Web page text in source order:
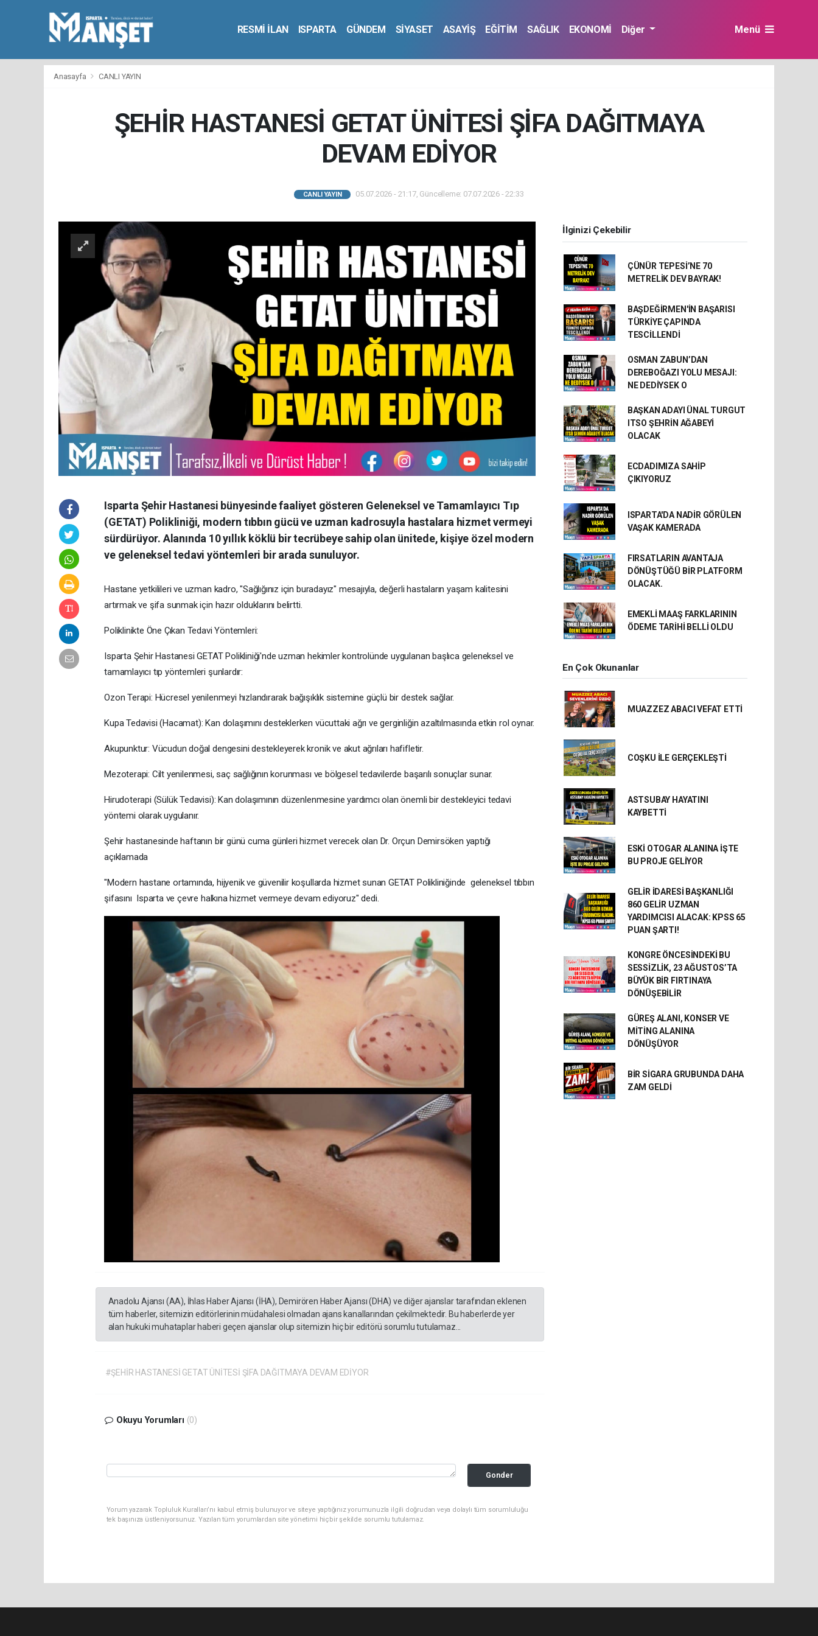
RESMİ İLAN ISPARTA GÜNDEM SİYASET ASAYİŞ EĞİTİM SAĞLIK EKONOMİ Diğer Menü
Anasayfa CANLI YAYIN
ŞEHİR HASTANESİ GETAT ÜNİTESİ ŞİFA DAĞITMAYA
DEVAM EDİYOR
CANLI YAYIN 05.07.2026 - 21:17, Güncelleme: 07.07.2026 - 22:33
​Isparta Şehir Hastanesi bünyesinde faaliyet gösteren Geleneksel ve Tamamlayıcı Tıp
(GETAT) Polikliniği, modern tıbbın gücü ve uzman kadrosuyla hastalara hizmet vermeyi
sürdürüyor. Alanında 10 yıllık köklü bir tecrübeye sahip olan ünitede, kişiye özel modern
ve geleneksel tedavi yöntemleri bir arada sunuluyor.
​Hastane yetkilileri ve uzman kadro, "Sağlığınız için buradayız" mesajıyla, değerli hastaların yaşam kalitesini
artırmak ve şifa sunmak için hazır olduklarını belirtti.
​Poliklinikte Öne Çıkan Tedavi Yöntemleri:
​Isparta Şehir Hastanesi GETAT Polikliniği'nde uzman hekimler kontrolünde uygulanan başlıca geleneksel ve
tamamlayıcı tıp yöntemleri şunlardır:
​Ozon Terapi: Hücresel yenilenmeyi hızlandırarak bağışıklık sistemine güçlü bir destek sağlar.
​Kupa Tedavisi (Hacamat): Kan dolaşımını desteklerken vücuttaki ağrı ve gerginliğin azaltılmasında etkin rol oynar.
​Akupunktur: Vücudun doğal dengesini destekleyerek kronik ve akut ağrıları hafifletir.
​Mezoterapi: Cilt yenilenmesi, saç sağlığının korunması ve bölgesel tedavilerde başarılı sonuçlar sunar.
​Hirudoterapi (Sülük Tedavisi): Kan dolaşımının düzenlenmesine yardımcı olan önemli bir destekleyici tedavi
yöntemi olarak uygulanır.
Şehir hastanesinde haftanın bir günü cuma günleri hizmet verecek olan Dr. Orçun Demirsöken yaptığı
açıklamada
"​Modern hastane ortamında, hijyenik ve güvenilir koşullarda hizmet sunan GETAT Polikliniğinde geleneksel tıbbın
şifasını Isparta ve çevre halkına hizmet vermeye devam ediyoruz" dedi.
Anadolu Ajansı (AA), İhlas Haber Ajansı (İHA), Demirören Haber Ajansı (DHA) ve diğer ajanslar tarafından eklenen
tüm haberler, sitemizin editörlerinin müdahalesi olmadan ajans kanallarından çekilmektedir. Bu haberlerde yer
alan hukuki muhataplar haberi geçen ajanslar olup sitemizin hiç bir editörü sorumlu tutulamaz...
#ŞEHİR HASTANESİ GETAT ÜNİTESİ ŞİFA DAĞITMAYA DEVAM EDİYOR
Okuyu Yorumları (0)
Gonder
Yorum yazarak Topluluk Kuralları’nı kabul etmiş bulunuyor ve siteye yaptığınız yorumunuzla ilgili doğrudan veya dolaylı tüm sorumluluğu
tek başınıza üstleniyorsunuz. Yazılan tüm yorumlardan site yönetimi hiçbir şekilde sorumlu tutulamaz.
İlginizi Çekebilir
ÇÜNÜR TEPESİ’NE 70
METRELİK DEV BAYRAK!
BAŞDEĞİRMEN'İN BAŞARISI
TÜRKİYE ÇAPINDA
TESCİLLENDİ
OSMAN ZABUN’DAN
DEREBOĞAZI YOLU MESAJI:
NE DEDİYSEK O
BAŞKAN ADAYI ÜNAL TURGUT
ITSO ŞEHRİN AĞABEYİ
OLACAK
ECDADIMIZA SAHİP
ÇIKIYORUZ
ISPARTA'DA NADİR GÖRÜLEN
VAŞAK KAMERADA
FIRSATLARIN AVANTAJA
DÖNÜŞTÜĞÜ BİR PLATFORM
OLACAK.
EMEKLİ MAAŞ FARKLARININ
ÖDEME TARİHİ BELLİ OLDU
En Çok Okunanlar
MUAZZEZ ABACI VEFAT ETTİ
COŞKU İLE GERÇEKLEŞTİ
ASTSUBAY HAYATINI
KAYBETTİ
ESKİ OTOGAR ALANINA İŞTE
BU PROJE GELİYOR
GELİR İDARESİ BAŞKANLIĞI
860 GELİR UZMAN
YARDIMCISI ALACAK: KPSS 65
PUAN ŞARTI!
KONGRE ÖNCESİNDEKİ BU
SESSİZLİK, 23 AĞUSTOS’TA
BÜYÜK BİR FIRTINAYA
DÖNÜŞEBİLİR
GÜREŞ ALANI, KONSER VE
MİTİNG ALANINA
DÖNÜŞÜYOR
BİR SİGARA GRUBUNDA DAHA
ZAM GELDİ